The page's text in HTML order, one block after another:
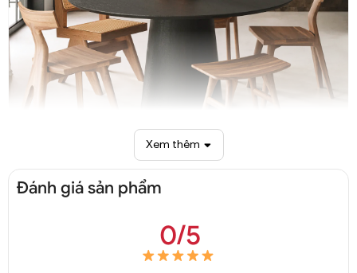
Đèn ngang dài treo trần chao thuỷ tinh trang trí DTT 8328A
Xem thêm
Đánh giá sản phẩm
0/5